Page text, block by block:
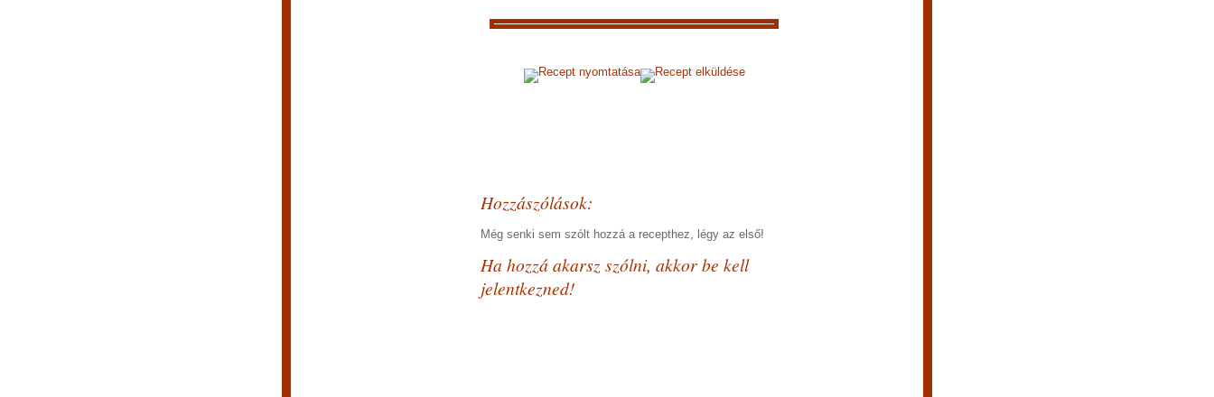
Recept nyomtatása Recept elküldése
Hozzászólások:
Még senki sem szólt hozzá a recepthez, légy az első!
Ha hozzá akarsz szólni, akkor be kell
jelentkezned!